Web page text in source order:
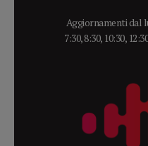
Aggiornamenti dal
7:30, 8:30, 10:30,